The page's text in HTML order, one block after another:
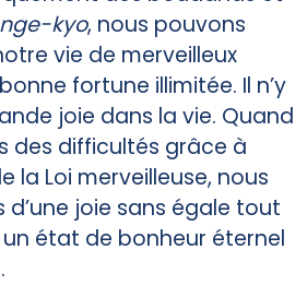
kyo, nous pouvons
vie de merveilleux
fortune illimitée. Il n’y
joie dans la vie. Quand
des difficultés grâce à
la Loi merveilleuse, nous
d’une joie sans égale tout
état de bonheur éternel